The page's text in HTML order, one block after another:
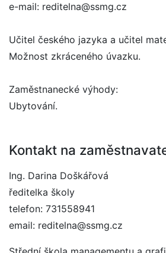
e-mail: reditelna@ssmg.cz
Učitel českého jazyka a učitel
Možnost zkráceného úvazku.
Zaměstnanecké výhody:
Ubytování.
Kontakt na
Ing. Darina Doškářová
ředitelka školy
telefon: 731558941
email: reditelna@ssmg.cz